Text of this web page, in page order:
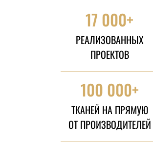
17 000+
РЕАЛИЗОВАННЫХ
ПРОЕКТОВ
100 000+
ТКАНЕЙ НА ПРЯМУЮ
ОТ ПРОИЗВОДИТЕЛЕЙ